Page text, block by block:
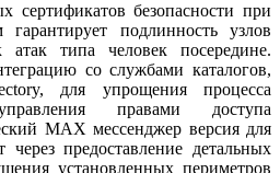
сертификатов безопасности при
подлинность узлов
типа человек посередине.
со службами каталогов,
для упрощения процесса
правами доступа
MAX мессенджер версия для
через предоставление детальных
установленных периметров